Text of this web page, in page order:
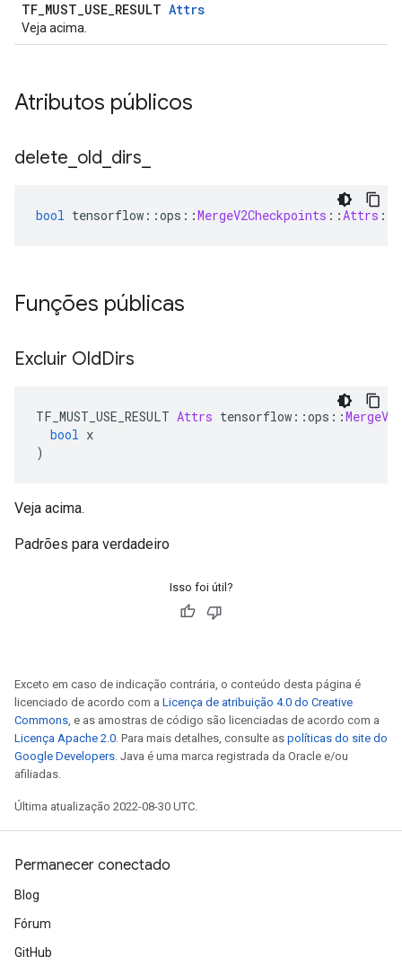
TF_MUST_USE_RESULT Attrs
Veja acima.
Atributos públicos
delete old dirs
bool tensorflow ::ops ::MergeV2Checkpoints ::Attrs ::
Funções públicas
Excluir OldDirs
TF_MUST_USE_RESULT Attrs tensorflow ::ops ::
bool x
)
Veja acima.
Padrões para verdadeiro
Isso foi útil?
Exceto em caso de indicação contrária, o conteúdo desta página é
licenciado de acordo com a Licença de atribuição 4.0 do Creative
Commons, e as amostras de código são licenciadas de acordo com a
Licença Apache 2.0. Para mais detalhes, consulte as políticas do site do
Google Developers. Java é uma marca registrada da Oracle e/ou
afiliadas.
Última atualização 2022-08-30 UTC.
Permanecer conectado
Blog
Fórum
GitHub